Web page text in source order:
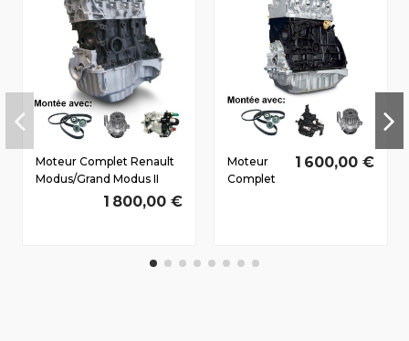
Moteur Complet Renault
Modus/Grand Modus II
Dès 2008 1.5 D dCi1 800,00 €
Moteur
Complet
dCi
1 600,00 €